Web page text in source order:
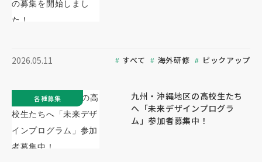
2026.05.11 すべて 海外研修 ピックアップ
九州・沖縄地区の高校生たち
へ「未来デザインプログラ
ム」参加者募集中！
各種募集